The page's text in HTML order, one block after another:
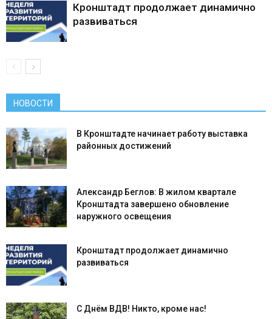
Кронштадт продолжает динамично
развиваться
НОВОСТИ
В Кронштадте начинает работу выставка
районных достижений
Александр Беглов: В жилом квартале
Кронштадта завершено обновление
наружного освещения
Кронштадт продолжает динамично
развиваться
С Днём ВДВ! Никто, кроме нас!